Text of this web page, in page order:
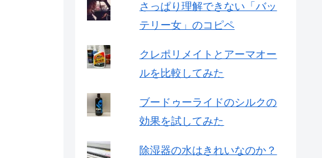
さっぱり理解できない「バッ
テリー女」のコピペ
クレポリメイトとアーマオー
ルを比較してみた
ブードゥーライドのシルクの
効果を試してみた
除湿器の水はきれいなのか？